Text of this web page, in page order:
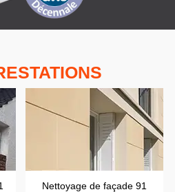
Nettoyage de façade 91